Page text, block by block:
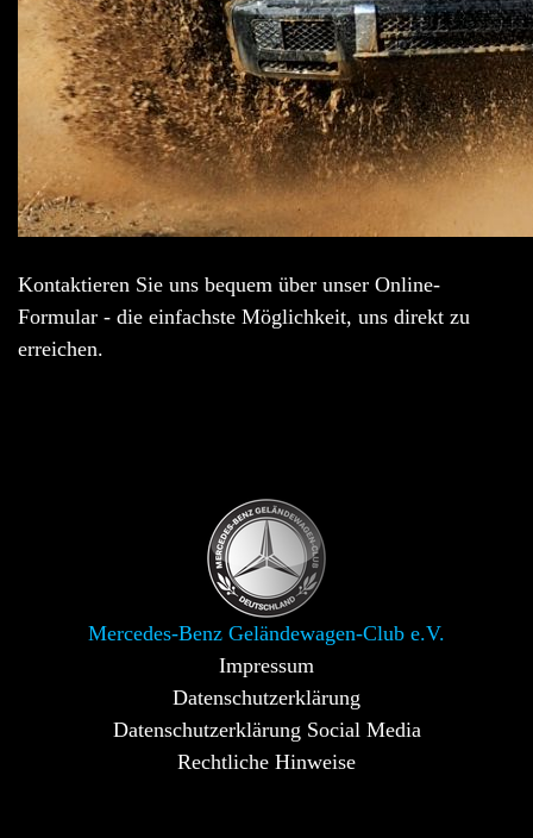
Kontaktieren Sie uns bequem über unser Online-
Formular - die einfachste Möglichkeit, uns direkt zu
erreichen.
Mercedes-Benz Geländewagen-Club e.V.
Impressum
Datenschutzerklärung
Datenschutzerklärung Social Media
Rechtliche Hinweise